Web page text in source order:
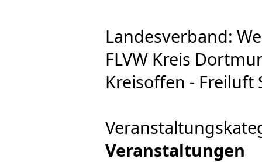
Landesverband:
FLVW Kreis
Kreisoffen - Freiluft
Veranstaltungen